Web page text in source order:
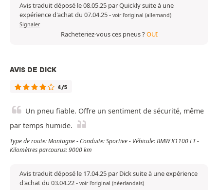
Avis traduit déposé le 08.05.25 par Quickly suite à une
expérience d'achat du 07.04.25- voir l'original (allemand)
Signaler
Racheteriez-vous ces pneus ?OUI
AVIS DE DICK
4/5
Un pneu fiable. Offre un sentiment de sécurité, même
par temps humide.
Type de route: Montagne - Conduite: Sportive - Véhicule: BMW K1100 LT -
Kilomètres parcourus: 9000 km
Avis traduit déposé le 17.04.25 par Dick suite à une expérience
d'achat du 03.04.22- voir l'original (néerlandais)